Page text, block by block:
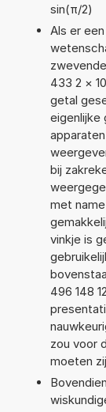
sin(π/2)
Als er
433 2 × 10
getal
eigenlijke
bij
met
vinkje is
496 148
zou voor
moeten